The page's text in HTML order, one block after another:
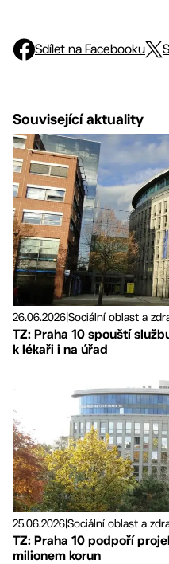
Sdílet na Facebooku
Související aktuality
26.06.2026Sociální oblast a
TZ: Praha 10 spouští
k lékaři i na úřad
25.06.2026Sociální oblast a
TZ: Praha 10 podpoří
milionem korun